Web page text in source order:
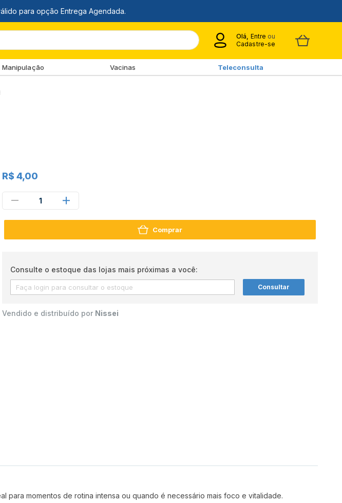
Olá, Entre ou
Cadastre-se
Manipulação Vacinas Teleconsulta
R$ 4,00
1
Comprar
Consulte o estoque das lojas mais próximas a você:
Consultar
Vendido e distribuído por Nissei
momentos de rotina intensa ou quando é necessário mais foco e vitalidade.